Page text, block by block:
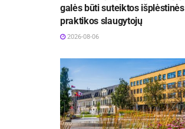
galės būti suteiktos išplėstinės
praktikos slaugytojų
2026-08-06